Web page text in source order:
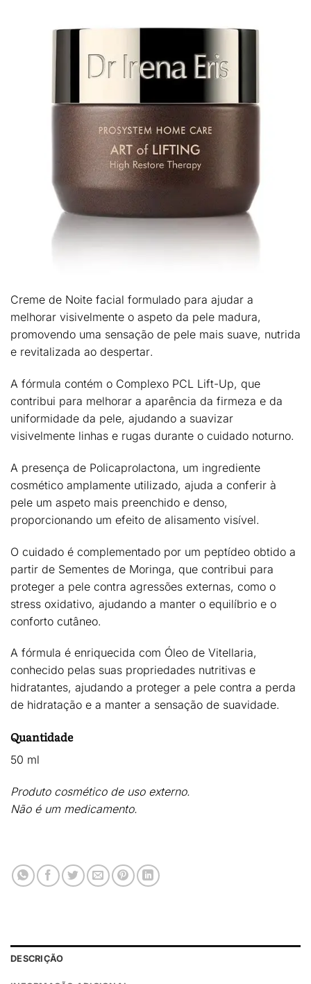
Creme de Noite facial formulado para ajudar a
melhorar visivelmente o aspeto da pele madura,
promovendo uma sensação de pele mais suave, nutrida
e revitalizada ao despertar.
A fórmula contém o Complexo PCL Lift-Up, que
contribui para melhorar a aparência da firmeza e da
uniformidade da pele, ajudando a suavizar
visivelmente linhas e rugas durante o cuidado noturno.
A presença de Policaprolactona, um ingrediente
cosmético amplamente utilizado, ajuda a conferir à
pele um aspeto mais preenchido e denso,
proporcionando um efeito de alisamento visível.
O cuidado é complementado por um peptídeo obtido a
partir de Sementes de Moringa, que contribui para
proteger a pele contra agressões externas, como o
stress oxidativo, ajudando a manter o equilíbrio e o
conforto cutâneo.
A fórmula é enriquecida com Óleo de Vitellaria,
conhecido pelas suas propriedades nutritivas e
hidratantes, ajudando a proteger a pele contra a perda
de hidratação e a manter a sensação de suavidade.
Quantidade
50 ml
Produto cosmético de uso externo.
Não é um medicamento.
DESCRIÇÃO